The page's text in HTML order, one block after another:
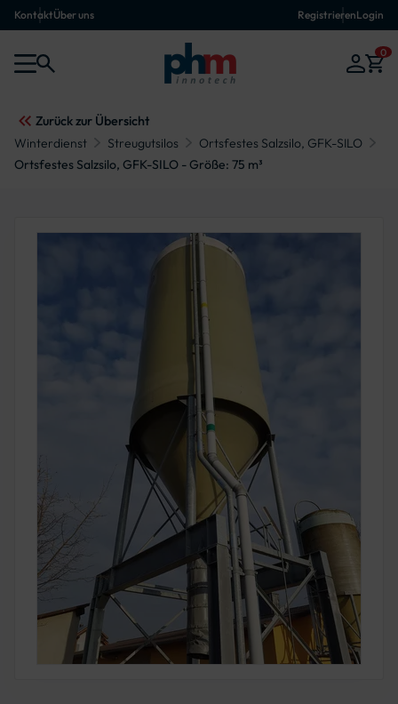
KontaktÜber uns RegistrierenLogin
0
Zurück zur Übersicht
Winterdienst
Streugutsilos
Ortsfestes Salzsilo, GFK-SILO
Ortsfestes Salzsilo, GFK-SILO - Größe: 75 m³